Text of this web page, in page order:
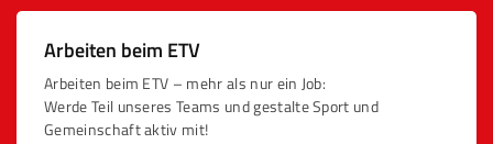
Arbeiten beim ETV
Arbeiten beim ETV – mehr als nur ein Job:
Werde Teil unseres Teams und gestalte Sport und
Gemeinschaft aktiv mit!